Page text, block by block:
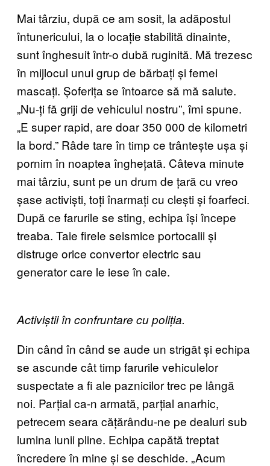
Mai târziu, după ce am sosit, la adăpostul
întunericului, la o locație stabilită dinainte,
sunt înghesuit într-o dubă ruginită. Mă trezesc
în mijlocul unui grup de bărbați și femei
mascați. Șoferița se întoarce să mă salute.
„Nu-ți fă griji de vehiculul nostru”, îmi spune.
„E super rapid, are doar 350 000 de kilometri
la bord.” Râde tare în timp ce trântește ușa și
pornim în noaptea înghețată. Câteva minute
mai târziu, sunt pe un drum de țară cu vreo
șase activiști, toți înarmați cu clești și foarfeci.
După ce farurile se sting, echipa își începe
treaba. Taie firele seismice portocalii și
distruge orice convertor electric sau
generator care le iese în cale.
Activiștii în confruntare cu poliția.
Din când în când se aude un strigăt și echipa
se ascunde cât timp farurile vehiculelor
suspectate a fi ale paznicilor trec pe lângă
noi. Parțial ca-n armată, parțial anarhic,
petrecem seara cățărându-ne pe dealuri sub
lumina lunii pline. Echipa capătă treptat
încredere în mine și se deschide. „Acum